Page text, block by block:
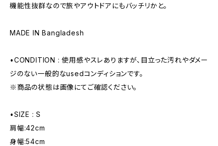
機能性抜群なので旅やアウトドアにもバッチリかと。
MADE IN Bangladesh
•CONDITION : 使用感やスレありますが、目立った汚れやダメー
ジのない一般的なusedコンディションです。
※商品の状態は画像にてご確認ください。
•SIZE : S
肩幅:42cm
身幅:54cm